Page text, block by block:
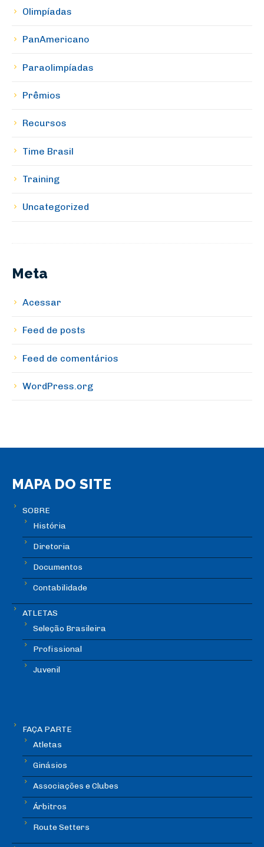
Olimpíadas
PanAmericano
Paraolimpíadas
Prêmios
Recursos
Time Brasil
Training
Uncategorized
Meta
Acessar
Feed de posts
Feed de comentários
WordPress.org
MAPA DO SITE
SOBRE
História
Diretoria
Documentos
Contabilidade
ATLETAS
Seleção Brasileira
Profissional
Juvenil
FAÇA PARTE
Atletas
Ginásios
Associações e Clubes
Árbitros
Route Setters